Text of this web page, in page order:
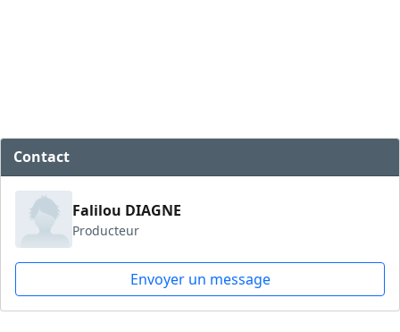
Contact
Falilou DIAGNE
Producteur
Envoyer un message